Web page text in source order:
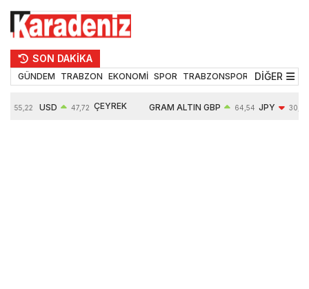
SON DAKİKA
GÜNDEM TRABZON EKONOMİ SPOR TRABZONSPOR TEKNOLOJİ
DİĞER
55,22 USD 47,72 ÇEYREK GRAM ALTIN GBP 64,54 JPY 30,17